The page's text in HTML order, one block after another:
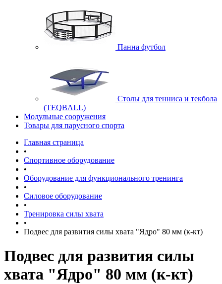
Панна футбол
Cтолы для тенниса и текбола
(TEQBALL)
Модульные сооружения
Товары для парусного спорта
Главная страница
•
Спортивное оборудование
•
Оборудование для функционального тренинга
•
Силовое оборудование
•
Тренировка силы хвата
•
Подвес для развития силы хвата "Ядро" 80 мм (к-кт)
Подвес для развития силы
хвата "Ядро" 80 мм (к-кт)